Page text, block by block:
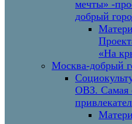
мечты» -
добрый
«На
Москва-добрый
ОВЗ. Самая